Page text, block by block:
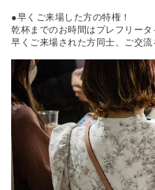
●早くご来場した方の特権！
乾杯までのお時間はプレフリータ
早くご来場された方同士、ご交流